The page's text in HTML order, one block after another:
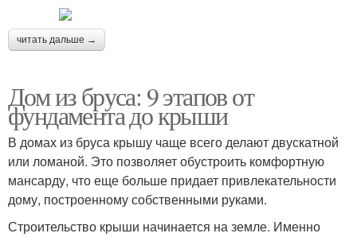
читать дальше →
Дом из бруса: 9 этапов от
фундамента до крыши
В домах из бруса крышу чаще всего делают двускатной
или ломаной. Это позволяет обустроить комфортную
мансарду, что еще больше придает привлекательности
дому, построенному собственными руками.
Строительство крыши начинается на земле. Именно